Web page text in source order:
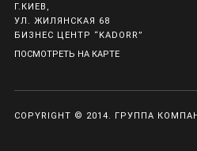
Г.КИЕВ,
УЛ. ЖИЛЯНСКАЯ 68
БИЗНЕС ЦЕНТР “KADORR”
ПОСМОТРЕТЬ НА КАРТЕ
COPYRIGHT © 2014. ГРУППА